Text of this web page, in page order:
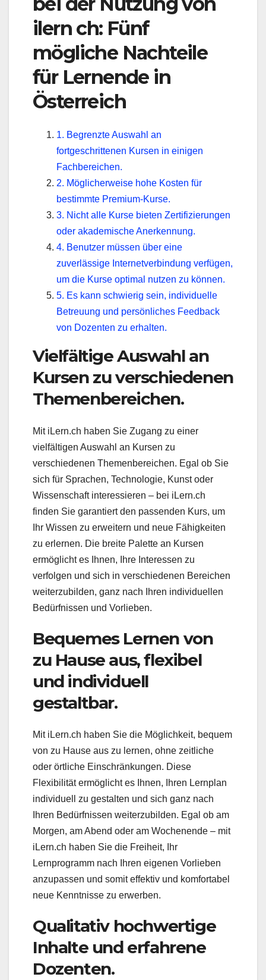
ilern ch: Fünf
mögliche Nachteile
für Lernende in
Österreich
1. Begrenzte Auswahl an
fortgeschrittenen Kursen in einigen
Fachbereichen.
2. Möglicherweise hohe Kosten für
bestimmte Premium-Kurse.
3. Nicht alle Kurse bieten Zertifizierungen
oder akademische Anerkennung.
4. Benutzer müssen über eine
zuverlässige Internetverbindung verfügen,
um die Kurse optimal nutzen zu können.
5. Es kann schwierig sein, individuelle
Betreuung und persönliches Feedback
von Dozenten zu erhalten.
Vielfältige Auswahl an
Kursen zu verschiedenen
Themenbereichen.
Mit iLern.ch haben Sie Zugang zu einer
vielfältigen Auswahl an Kursen zu
verschiedenen Themenbereichen. Egal ob Sie
sich für Sprachen, Technologie, Kunst oder
Wissenschaft interessieren – bei iLern.ch
finden Sie garantiert den passenden Kurs, um
Ihr Wissen zu erweitern und neue Fähigkeiten
zu erlernen. Die breite Palette an Kursen
ermöglicht es Ihnen, Ihre Interessen zu
verfolgen und sich in verschiedenen Bereichen
weiterzubilden, ganz nach Ihren individuellen
Bedürfnissen und Vorlieben.
Bequemes Lernen von
zu Hause aus, flexibel
und individuell
gestaltbar.
Mit iLern.ch haben Sie die Möglichkeit, bequem
von zu Hause aus zu lernen, ohne zeitliche
oder örtliche Einschränkungen. Diese
Flexibilität ermöglicht es Ihnen, Ihren Lernplan
individuell zu gestalten und sich ganz nach
Ihren Bedürfnissen weiterzubilden. Egal ob am
Morgen, am Abend oder am Wochenende – mit
iLern.ch haben Sie die Freiheit, Ihr
Lernprogramm nach Ihren eigenen Vorlieben
anzupassen und somit effektiv und komfortabel
neue Kenntnisse zu erwerben.
Qualitativ hochwertige
Inhalte und erfahrene
Dozenten.